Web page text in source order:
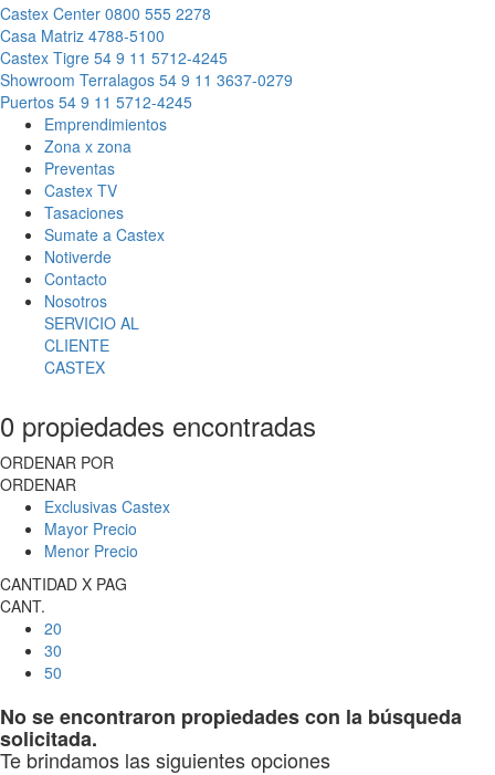
Castex Center 0800 555 2278
Casa Matriz 4788-5100
Castex Tigre 54 9 11 5712-4245
Showroom Terralagos 54 9 11 3637-0279
Puertos 54 9 11 5712-4245
Emprendimientos
Zona x zona
Preventas
Castex TV
Tasaciones
Sumate a Castex
Notiverde
Contacto
Nosotros
SERVICIO AL
CLIENTE
CASTEX
0 propiedades encontradas
ORDENAR POR
ORDENAR
Exclusivas Castex
Mayor Precio
Menor Precio
CANTIDAD X PAG
CANT.
20
30
50
No se encontraron propiedades con la búsqueda
solicitada.
Te brindamos las siguientes opciones